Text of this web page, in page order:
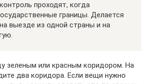
проходят, когда
границы. Делается
выезде из одной страны и на
зеленым или красным коридором. На
два коридора. Если вещи нужно